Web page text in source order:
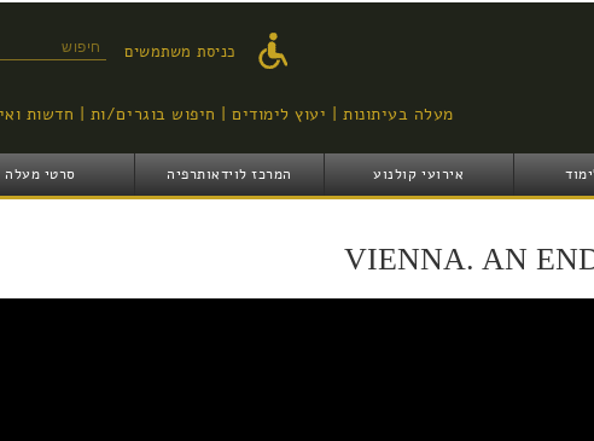
העיקרי
טופס חיפוש כניסת משתמשים
מעלה בעיתונות יעוץ לימודים חיפוש בוגרים/ות חדשות
אירועי קולנוע המרכז לוידאותרפיה סרטי מעלה
VIENNA. AN